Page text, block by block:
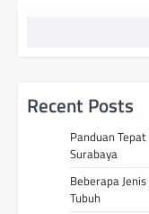
Recent Posts
Panduan
Surabaya
Beberapa
Tubuh